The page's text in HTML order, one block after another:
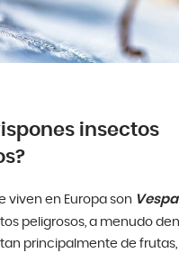
insectos
viven en Europa son
peligrosos, a menudo
principalmente de frutas,